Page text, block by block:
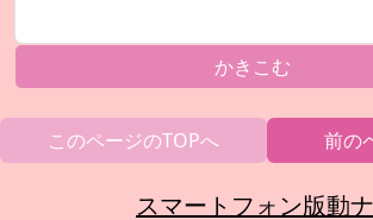
かきこむ
このページのTOPへ 前の
スマートフォン版動